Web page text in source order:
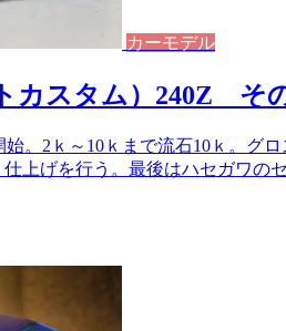
カーモデル
カスタム）240Z そ
。2ｋ～10ｋまで流石10ｋ。グ
上げを行う。最後はハセガワの